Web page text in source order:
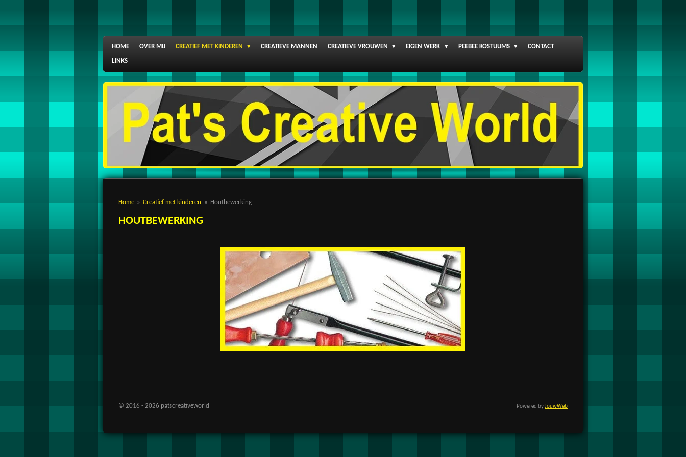
Ga
direct
naar
de
hoofdinhoud
HOME OVER MIJ CREATIEF MET KINDEREN CREATIEVE MANNEN CREATIEVE VROUWEN EIGEN WERK PEEBEE KOSTUUMS CONTACT
LINKS
Home » Creatief met kinderen » Houtbewerking
HOUTBEWERKING
© 2016 - 2026 patscreativeworld Powered byJouwWeb